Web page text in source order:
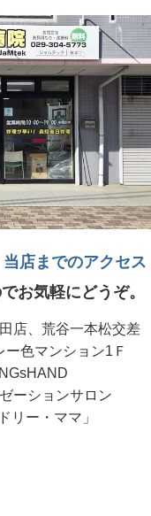
店までのアクセス
お気軽にどうぞ。
店、荒谷一本松交差
色マンション1Ｆ
ーションサロン
リー・ママ」